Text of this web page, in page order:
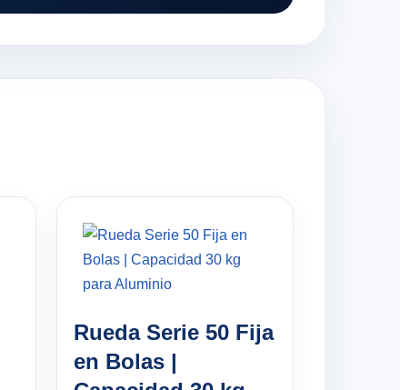
Rueda Serie 50 Fija
en Bolas |